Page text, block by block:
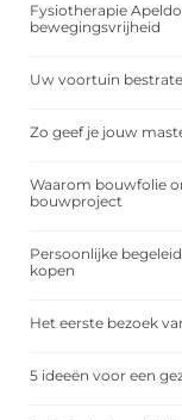
Fysiotherapie
bewegingsvrijheid
Uw voortuin
Zo geef je jouw
Waarom bouwfolie
bouwproject
Persoonlijke
kopen
Het eerste bezoek
5 ideeën voor een